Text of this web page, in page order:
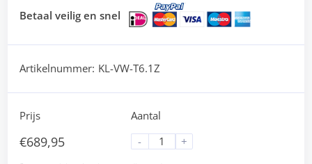
Betaal veilig en snel
Artikelnummer: KL-VW-T6.1Z
Prijs
€689,95
Aantal
-
+